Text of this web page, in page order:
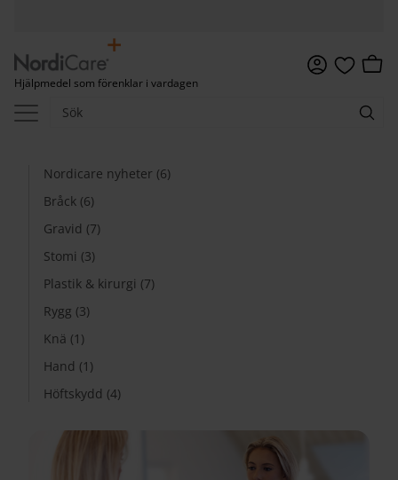
Hjälpmedel som förenklar i vardagen
Favoriter
Nordicare nyheter (6)
Bråck (6)
Gravid (7)
Stomi (3)
Plastik & kirurgi (7)
Rygg (3)
Knä (1)
Hand (1)
Höftskydd (4)